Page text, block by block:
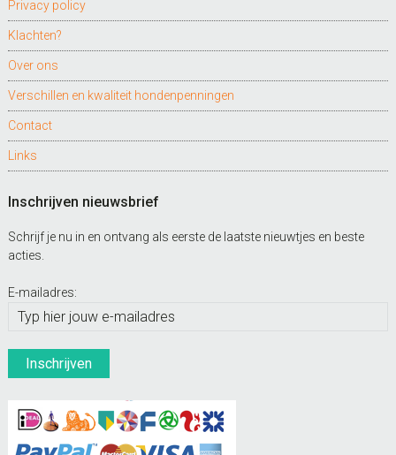
Privacy policy
Klachten?
Over ons
Verschillen en kwaliteit hondenpenningen
Contact
Links
Inschrijven nieuwsbrief
Schrijf je nu in en ontvang als eerste de laatste nieuwtjes en beste
acties.
E-mailadres: